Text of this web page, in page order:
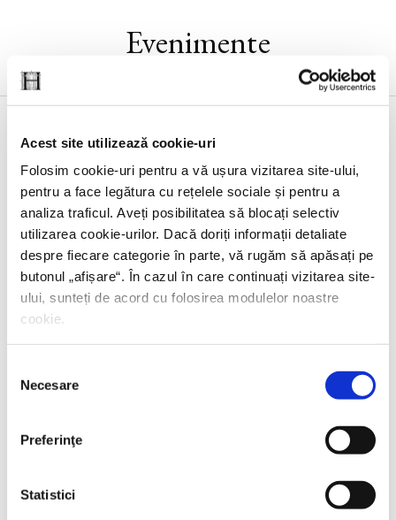
Acest site utilizează cookie-uri
Folosim cookie-uri pentru a vă ușura vizitarea site-ului,
pentru a face legătura cu rețelele sociale și pentru a
analiza traficul. Aveți posibilitatea să blocați selectiv
utilizarea cookie-urilor. Dacă doriți informații detaliate
despre fiecare categorie în parte, vă rugăm să apăsați pe
butonul „afișare“. În cazul în care continuați vizitarea site-
ului, sunteți de acord cu folosirea modulelor noastre
cookie.
consimțământului
Necesare
Preferinţe
Statistici
Evenimente
Lansarea volumuluiNoul ghid al nesimțitului
cu Radu Paraschivescu, Dan Byron și Cristian
Preda
17 IUNIE 2026, EDITURA HUMANITAS FICTION
de Giulia Caminito
15 IUNIE 2026, EDITURA HUMANITAS
Istoria societății umane, o perspectivă genetică.
Niraj Rai în dialog cu Mircea Iliescu și Corina